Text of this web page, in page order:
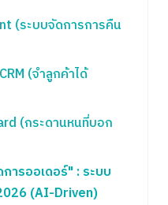
(ระบบจัดการการคืน
(จำลูกค้าได้
(กระดานหนที่บอก
ารออเดอร์" : ระบบ
(AI-Driven)